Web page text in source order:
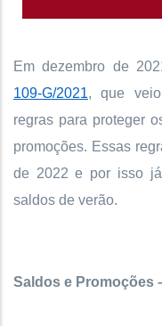
Em dezembro de
109-G/2021, que
regras para proteger
promoções. Essas
de 2022 e por isso
saldos de verão.
Saldos e Promoções